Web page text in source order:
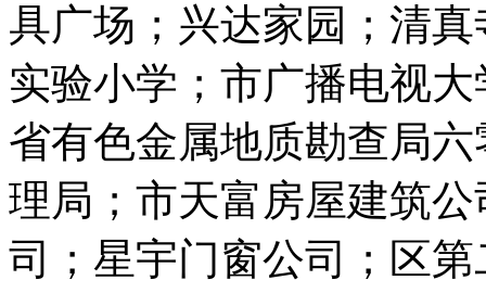
具广场；兴达家园；清
实验小学；市广播电视
省有色金属地质勘查局
理局；市天富房屋建筑
司；星宇门窗公司；区